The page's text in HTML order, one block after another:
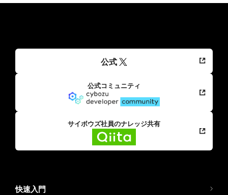
公式
公式コミュニティ
サイボウズ社員のナレッジ共有
快速入門